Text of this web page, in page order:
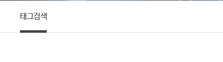
태그검색